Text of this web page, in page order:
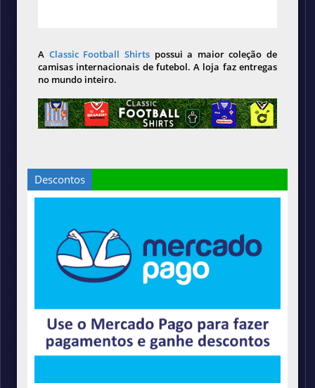
A Classic Football Shirts possui a maior coleção de
camisas internacionais de futebol. A loja faz entregas
no mundo inteiro.
Descontos